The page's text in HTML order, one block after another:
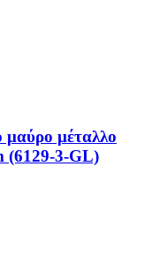
μέταλλο
(6129-3-GL)